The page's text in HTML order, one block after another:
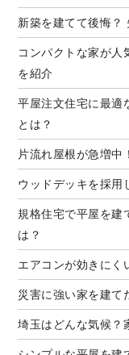
新築を建てて後悔？
コンパクトな家が人
を紹介
平屋注文住宅に最適
とは？
片流れ屋根が急増中
ウッドデッキを採用
規格住宅で平屋を建
は？
エアコンが効きにく
災害に強い家を建て
埼玉はどんな気候？